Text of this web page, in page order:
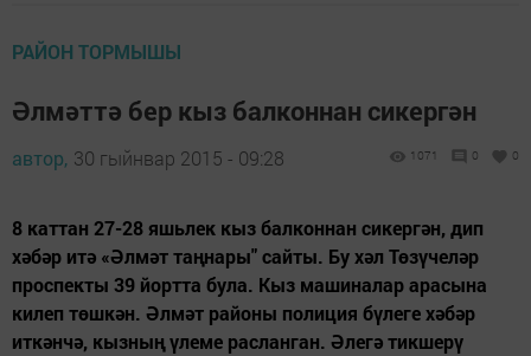
РАЙОН ТОРМЫШЫ
Әлмәттә бер кыз балконнан сикергән
автор, 30 гыйнвар 2015 - 09:28 1071 0 0
8 каттан 27-28 яшьлек кыз балконнан сикергән, дип
хәбәр итә «Әлмәт таңнары" сайты. Бу хәл Төзүчеләр
проспекты 39 йортта була. Кыз машиналар арасына
килеп төшкән. Әлмәт районы полиция бүлеге хәбәр
иткәнчә, кызның үлеме расланган. Әлегә тикшерү